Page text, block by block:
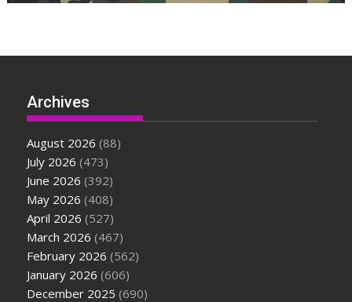
Archives
August 2026 (88)
July 2026 (473)
June 2026 (392)
May 2026 (408)
April 2026 (527)
March 2026 (467)
February 2026 (562)
January 2026 (606)
December 2025 (690)